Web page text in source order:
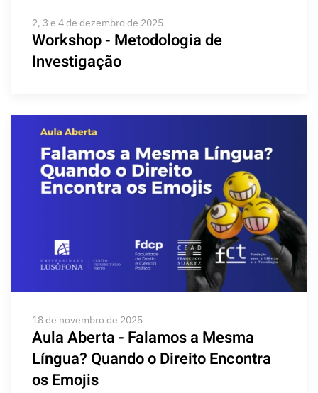
2, 3 e 4 de dezembro de 2025
Workshop - Metodologia de
Investigação
18 de novembro de 2025
Aula Aberta - Falamos a Mesma
Língua? Quando o Direito Encontra
os Emojis